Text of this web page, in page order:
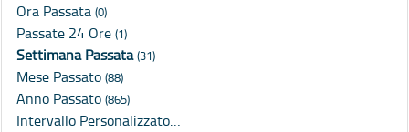
Ora Passata (0)
Passate 24 Ore (1)
Settimana Passata(31)
Mese Passato (88)
Anno Passato (865)
Intervallo Personalizzato…